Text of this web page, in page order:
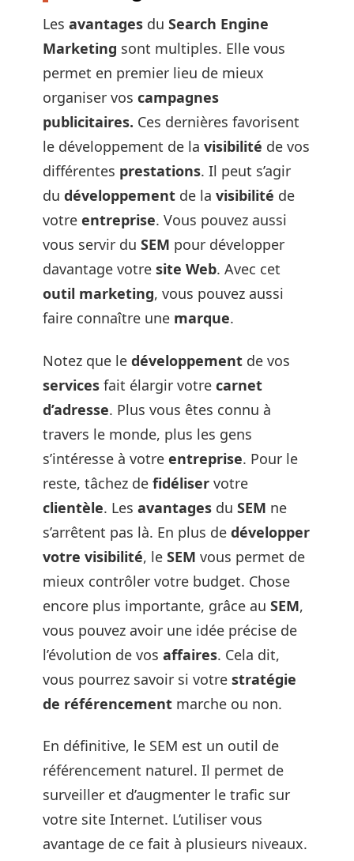
Les avantages du Search Engine
Marketing sont multiples. Elle vous
permet en premier lieu de mieux
organiser vos campagnes
publicitaires. Ces dernières favorisent
le développement de la visibilité de vos
différentes prestations. Il peut s’agir
du développement de la visibilité de
votre entreprise. Vous pouvez aussi
vous servir du SEM pour développer
davantage votre site Web. Avec cet
outil marketing, vous pouvez aussi
faire connaître une marque.
Notez que le développement de vos
services fait élargir votre carnet
d’adresse. Plus vous êtes connu à
travers le monde, plus les gens
s’intéresse à votre entreprise. Pour le
reste, tâchez de fidéliser votre
clientèle. Les avantages du SEM ne
s’arrêtent pas là. En plus de développer
votre visibilité, le SEM vous permet de
mieux contrôler votre budget. Chose
encore plus importante, grâce au SEM,
vous pouvez avoir une idée précise de
l’évolution de vos affaires. Cela dit,
vous pourrez savoir si votre stratégie
de référencement marche ou non.
En définitive, le SEM est un outil de
référencement naturel. Il permet de
surveiller et d’augmenter le trafic sur
votre site Internet. L’utiliser vous
avantage de ce fait à plusieurs niveaux.